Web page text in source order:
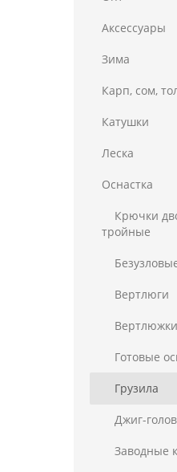
Аксессуары
Зима
Карп, сом,
Катушки
Леска
Оснастка
Крючки
тройные
Вертлюги
Готовые
Грузила
Джиг-
Заводные